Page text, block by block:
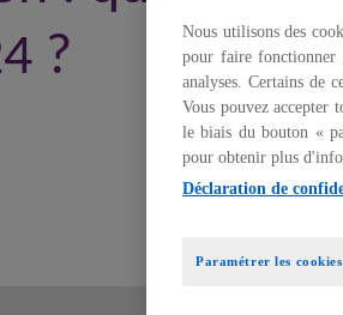
?
Nous utilisons des
pour faire fonctionner
analyses. Certains de
Vous pouvez accepter
le biais du bouton «
pour obtenir plus
Déclaration de
Paramétrer les cookies